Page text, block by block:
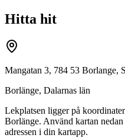
Hitta hit
Mangatan 3, 784 53 Borlange,
Borlänge, Dalarnas län
Lekplatsen ligger på
Borlänge. Använd kartan
adressen i din kartapp.